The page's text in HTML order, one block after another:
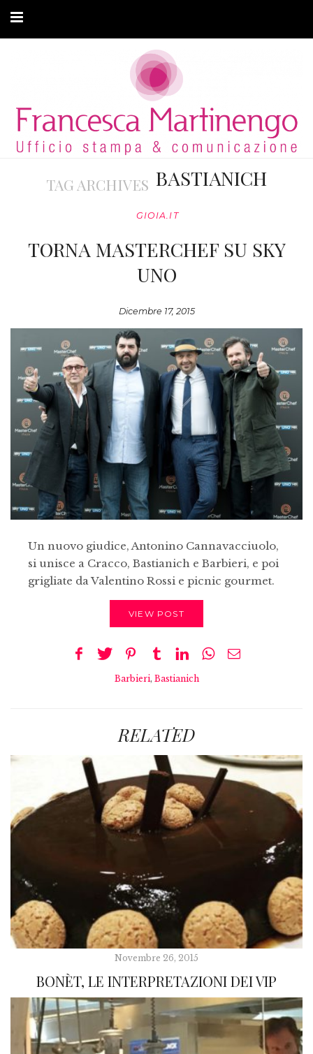
ARTICOLI
MODA ADATTIVA
CONTATTI
TAG ARCHIVES BASTIANICH
GIOIA.IT
TORNA MASTERCHEF SU SKY
UNO
Dicembre 17, 2015
Un nuovo giudice, Antonino Cannavacciuolo,
si unisce a Cracco, Bastianich e Barbieri, e poi
grigliate da Valentino Rossi e picnic gourmet.
VIEW POST
Barbieri, Bastianich
RELATED
Novembre 26, 2015
BONÈT, LE INTERPRETAZIONI DEI VIP